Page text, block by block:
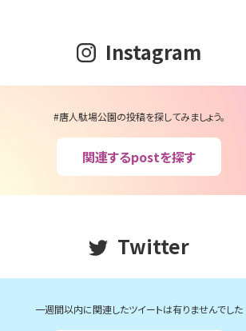
Instagram
#唐人駄場公園の投稿を探してみましょう。
関連するpostを探す
Twitter
一週間以内に関連したツイートは有りませんでした